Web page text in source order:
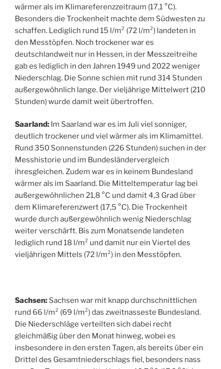
wärmer als im Klimareferenzzeitraum (17,1 °C).
Besonders die Trockenheit machte dem Südwesten zu
schaffen. Lediglich rund 15 l/m² (72 l/m²) landeten in
den Messtöpfen. Noch trockener war es
deutschlandweit nur in Hessen, in der Messzeitreihe
gab es lediglich in den Jahren 1949 und 2022 weniger
Niederschlag. Die Sonne schien mit rund 314 Stunden
außergewöhnlich lange. Der vieljährige Mittelwert (210
Stunden) wurde damit weit übertroffen.
Saarland: Im Saarland war es im Juli viel sonniger,
deutlich trockener und viel wärmer als im Klimamittel.
Rund 350 Sonnenstunden (226 Stunden) suchen in der
Messhistorie und im Bundesländervergleich
ihresgleichen. Zudem war es in keinem Bundesland
wärmer als im Saarland. Die Mitteltemperatur lag bei
außergewöhnlichen 21,8 °C und damit 4,3 Grad über
dem Klimareferenzwert (17,5 °C). Die Trockenheit
wurde durch außergewöhnlich wenig Niederschlag
weiter verschärft. Bis zum Monatsende landeten
lediglich rund 18 l/m² und damit nur ein Viertel des
vieljährigen Mittels (72 l/m²) in den Messtöpfen.
Sachsen: Sachsen war mit knapp durchschnittlichen
rund 66 l/m² (69 l/m²) das zweitnasseste Bundesland.
Die Niederschläge verteilten sich dabei recht
gleichmäßig über den Monat hinweg, wobei es
insbesondere in den ersten Tagen, als bereits über ein
Drittel des Gesamtniederschlags fiel, besonders nass